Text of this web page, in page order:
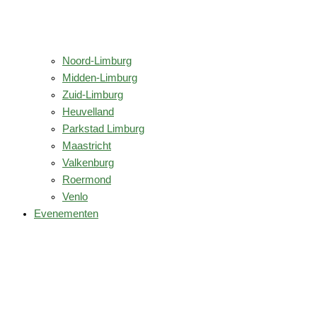
Noord-Limburg
Midden-Limburg
Zuid-Limburg
Heuvelland
Parkstad Limburg
Maastricht
Valkenburg
Roermond
Venlo
Evenementen